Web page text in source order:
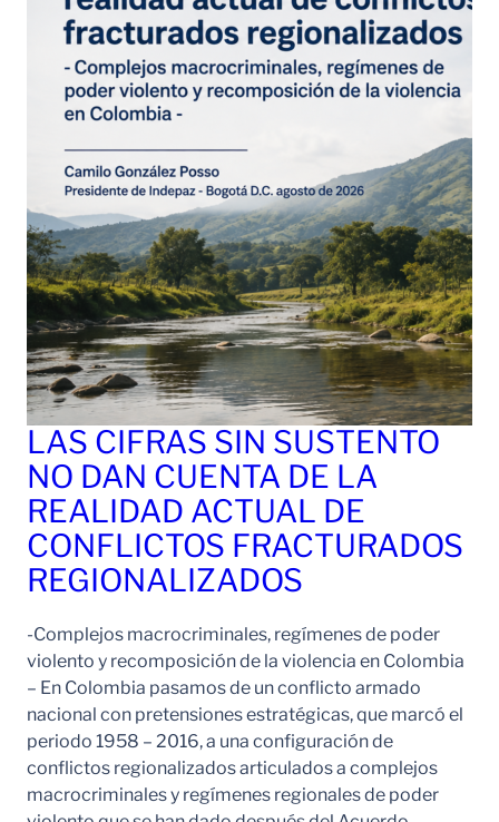
LAS CIFRAS SIN SUSTENTO
NO DAN CUENTA DE LA
REALIDAD ACTUAL DE
CONFLICTOS FRACTURADOS
REGIONALIZADOS
-Complejos macrocriminales, regímenes de poder
violento y recomposición de la violencia en Colombia
– En Colombia pasamos de un conflicto armado
nacional con pretensiones estratégicas, que marcó el
periodo 1958 – 2016, a una configuración de
conflictos regionalizados articulados a complejos
macrocriminales y regímenes regionales de poder